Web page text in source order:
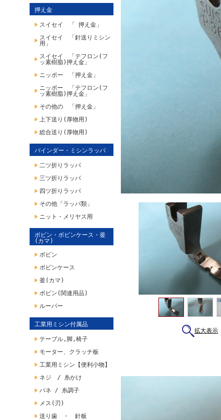
押え金
スイセイ 「 押え金」
スイセイ 「針送りミシン
用」
スイセイ 「テフロン(フ
ッ素樹脂)押え金」
ニッポー 「押え金」
ニッポー 「テフロン(フ
ッ素樹脂)押え金」
その他の 「押え金」
上下送り(厚物用)
総合送り(厚物用)
バインダー・ミシンラッパ
二ツ折りラッパ
三ツ折りラッパ
四ツ折りラッパ
その他「ラッパ類」
ニット・メリヤス用
ボビン・ボビンケース・釜
(カマ)
ボビン
ボビンケース
釜(カマ)
ボビン(関連用品)
ルーパー
工業用ミシン付属品
テーブル,脚,椅子
モーター、クラッチ板
工業用ミシン【便利小物】
ネジ / 糸かけ
バネ / 糸調子
メス(刃)
送り歯 ・ 針板
拡大表示